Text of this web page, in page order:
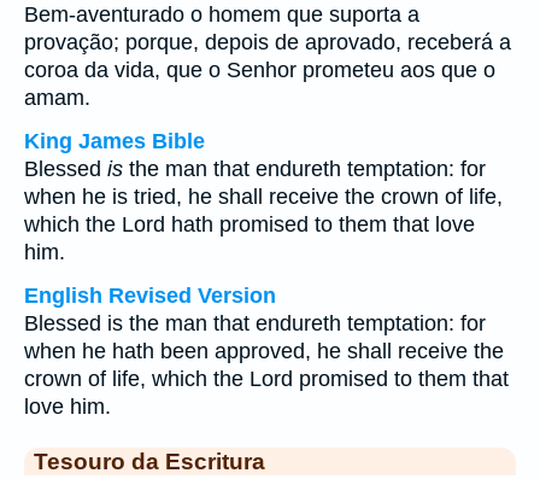
Bem-aventurado o homem que suporta a
provação; porque, depois de aprovado, receberá a
coroa da vida, que o Senhor prometeu aos que o
amam.
King James Bible
Blessed is the man that endureth temptation: for
when he is tried, he shall receive the crown of life,
which the Lord hath promised to them that love
him.
English Revised Version
Blessed is the man that endureth temptation: for
when he hath been approved, he shall receive the
crown of life, which the Lord promised to them that
love him.
Tesouro da Escritura